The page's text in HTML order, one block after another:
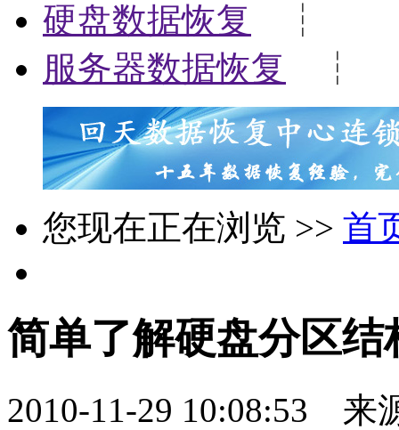
硬盘数据恢复
┆
服务器数据恢复
┆
您现在正在浏览 >> 首
简单了解硬盘分区结
2010-11-29 10:08:53 来